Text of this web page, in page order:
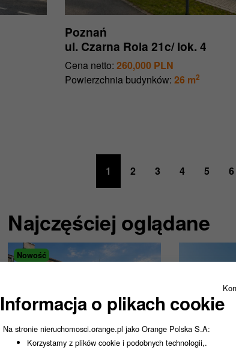
Poznań
ul. Czarna Rola 21c/ lok. 4
Cena netto: 260,000 PLN
Powierzchnia budynków: 26 m2
1 2 3 4 5 6
Najczęściej oglądane
Nowość
Informacja o plikach cookie
Na stronie nieruchomosci.orange.pl jako Orange Polska S.A:
Korzystamy z plików cookie i podobnych technologii,.